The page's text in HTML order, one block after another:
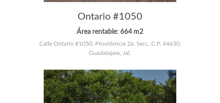
Ontario #1050
Área rentable: 664 m2
Calle Ontario #1050, Providencia 2a. Secc, C.P. 44630,
Guadalajara, Jal.